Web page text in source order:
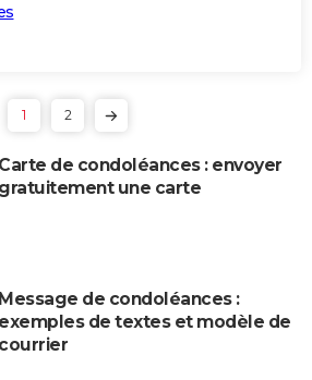
1 2
Carte de condoléances : envoyer
gratuitement une carte
Message de condoléances :
exemples de textes et modèle de
courrier